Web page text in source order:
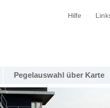
Hilfe
Pegelauswahl über Karte